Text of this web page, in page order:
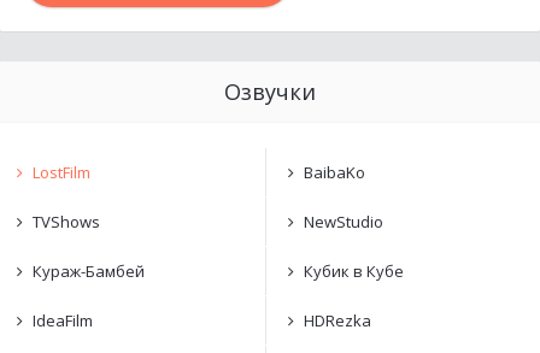
Озвучки
LostFilm BaibaKo
TVShows NewStudio
Кураж-Бамбей Кубик в Кубе
IdeaFilm HDRezka